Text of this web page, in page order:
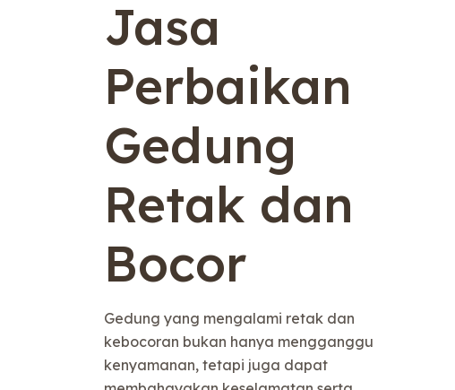
Jasa
Perbaikan
Gedung
Retak dan
Bocor
Gedung yang mengalami retak dan
kebocoran bukan hanya mengganggu
kenyamanan, tetapi juga dapat